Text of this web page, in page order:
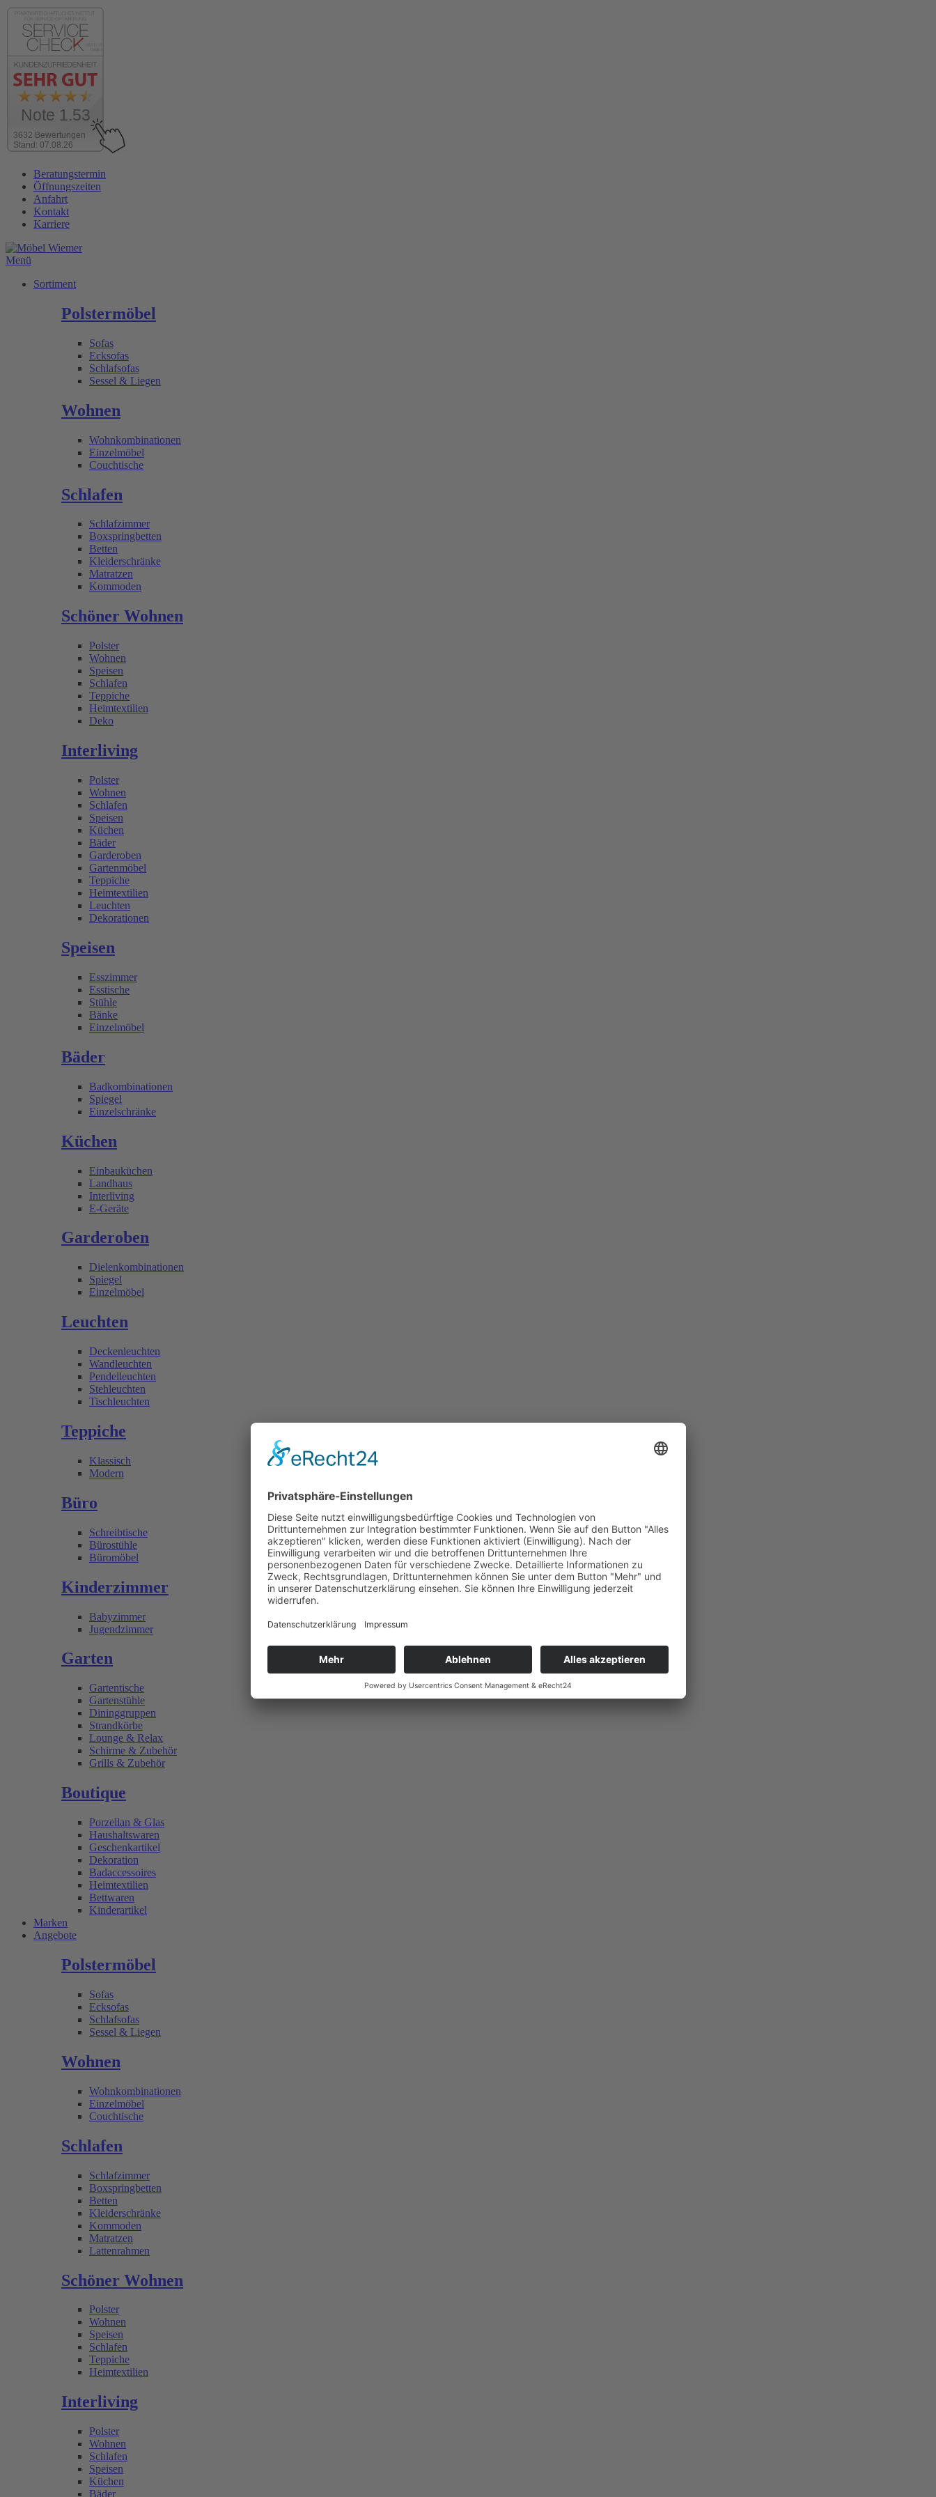
3632 Bewertungen
Stand: 07.08.26
Note 1.53
Inhalt
wechseln
Beratungstermin
Öffnungszeiten
Anfahrt
Kontakt
Karriere
Menü
Sortiment
Polstermöbel
Sofas
Ecksofas
Schlafsofas
Sessel & Liegen
Wohnen
Wohnkombinationen
Einzelmöbel
Couchtische
Schlafen
Schlafzimmer
Boxspringbetten
Betten
Kleiderschränke
Matratzen
Kommoden
Schöner Wohnen
Polster
Wohnen
Speisen
Schlafen
Teppiche
Heimtextilien
Deko
Interliving
Polster
Wohnen
Schlafen
Speisen
Küchen
Bäder
Garderoben
Gartenmöbel
Teppiche
Heimtextilien
Leuchten
Dekorationen
Speisen
Esszimmer
Esstische
Stühle
Bänke
Einzelmöbel
Bäder
Badkombinationen
Spiegel
Einzelschränke
Küchen
Einbauküchen
Landhaus
Interliving
E-Geräte
Garderoben
Dielenkombinationen
Spiegel
Einzelmöbel
Leuchten
Deckenleuchten
Wandleuchten
Pendelleuchten
Stehleuchten
Tischleuchten
Teppiche
Klassisch
Modern
Büro
Schreibtische
Bürostühle
Büromöbel
Kinderzimmer
Babyzimmer
Jugendzimmer
Garten
Gartentische
Gartenstühle
Dininggruppen
Strandkörbe
Lounge & Relax
Schirme & Zubehör
Grills & Zubehör
Boutique
Porzellan & Glas
Haushaltswaren
Geschenkartikel
Dekoration
Badaccessoires
Heimtextilien
Bettwaren
Kinderartikel
Marken
Angebote
Polstermöbel
Sofas
Ecksofas
Schlafsofas
Sessel & Liegen
Wohnen
Wohnkombinationen
Einzelmöbel
Couchtische
Schlafen
Schlafzimmer
Boxspringbetten
Betten
Kleiderschränke
Kommoden
Matratzen
Lattenrahmen
Schöner Wohnen
Polster
Wohnen
Speisen
Schlafen
Teppiche
Heimtextilien
Interliving
Polster
Wohnen
Schlafen
Speisen
Küchen
Bäder